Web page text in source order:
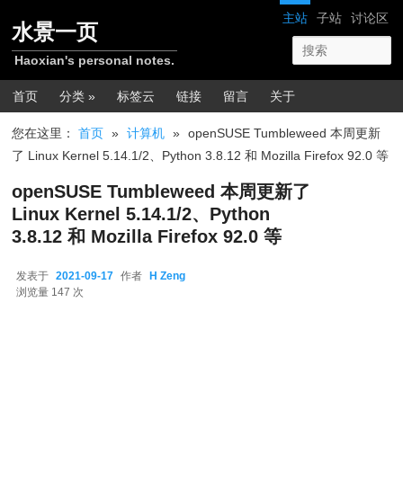
网站导航
主站 子站 讨论区
水景一页
Haoxian's personal notes.
主菜单
首页 分类 » 标签云 链接 留言 关于
您在这里：首页 » 计算机 » openSUSE Tumbleweed 本周更新
了 Linux Kernel 5.14.1/2、Python 3.8.12 和 Mozilla Firefox 92.0 等
openSUSE Tumbleweed 本周更新了
Linux Kernel 5.14.1/2、Python
3.8.12 和 Mozilla Firefox 92.0 等
发表于 2021-09-17 作者 H Zeng
浏览量 147 次